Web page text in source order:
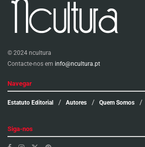
© 2024 ncultura
Contacte-nos em info@ncultura.pt
Navegar
Estatuto Editorial Autores Quem Somos
Siga-nos